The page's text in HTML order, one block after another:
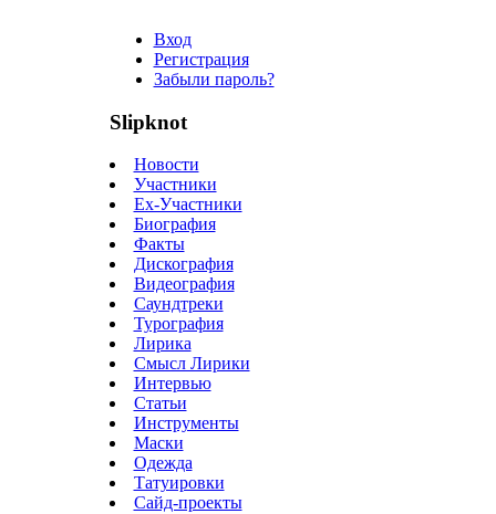
Вход
Регистрация
Забыли пароль?
Slipknot
Новости
Участники
Ex-Участники
Биография
Факты
Дискография
Видеография
Саундтреки
Турография
Лирика
Смысл Лирики
Интервью
Статьи
Инструменты
Маски
Одежда
Татуировки
Сайд-проекты